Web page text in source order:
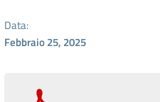
Data:
Febbraio 25, 2025